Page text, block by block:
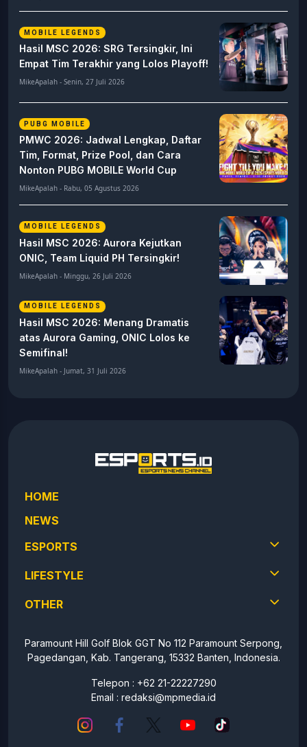
MOBILE LEGENDS
Hasil MSC 2026: SRG Tersingkir, Ini
Empat Tim Terakhir yang Lolos Playoff!
MikeApalah - Senin, 27 Juli 2026
PUBG MOBILE
PMWC 2026: Jadwal Lengkap, Daftar
Tim, Format, Prize Pool, dan Cara
Nonton PUBG MOBILE World Cup
MikeApalah - Rabu, 05 Agustus 2026
MOBILE LEGENDS
Hasil MSC 2026: Aurora Kejutkan
ONIC, Team Liquid PH Tersingkir!
MikeApalah - Minggu, 26 Juli 2026
MOBILE LEGENDS
Hasil MSC 2026: Menang Dramatis
atas Aurora Gaming, ONIC Lolos ke
Semifinal!
MikeApalah - Jumat, 31 Juli 2026
HOME
NEWS
ESPORTS
LIFESTYLE
OTHER
Paramount Hill Golf Blok GGT No 112 Paramount Serpong,
Pagedangan, Kab. Tangerang, 15332 Banten, Indonesia.
Telepon : +62 21-22227290
Email : redaksi@mpmedia.id